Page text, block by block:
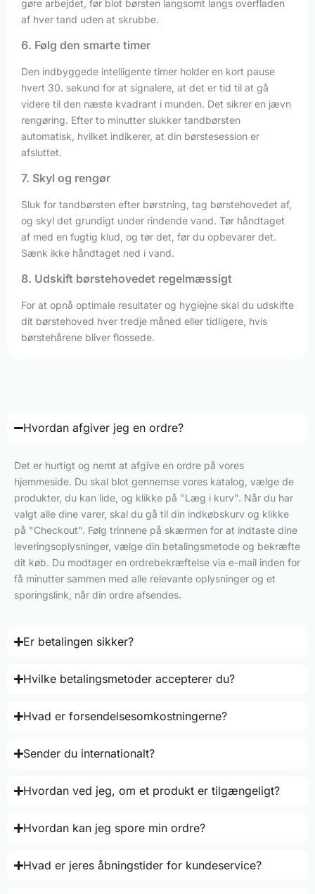
gøre arbejdet, før blot børsten langsomt langs overfladen
af hver tand uden at skrubbe.
6. Følg den smarte timer
Den indbyggede intelligente timer holder en kort pause
hvert 30. sekund for at signalere, at det er tid til at gå
videre til den næste kvadrant i munden. Det sikrer en jævn
rengøring. Efter to minutter slukker tandbørsten
automatisk, hvilket indikerer, at din børstesession er
afsluttet.
7. Skyl og rengør
Sluk for tandbørsten efter børstning, tag børstehovedet af,
og skyl det grundigt under rindende vand. Tør håndtaget
af med en fugtig klud, og tør det, før du opbevarer det.
Sænk ikke håndtaget ned i vand.
8. Udskift børstehovedet regelmæssigt
For at opnå optimale resultater og hygiejne skal du udskifte
dit børstehoved hver tredje måned eller tidligere, hvis
børstehårene bliver flossede.
Hvordan afgiver jeg en ordre?
Det er hurtigt og nemt at afgive en ordre på vores
hjemmeside. Du skal blot gennemse vores katalog, vælge de
produkter, du kan lide, og klikke på "Læg i kurv". Når du har
valgt alle dine varer, skal du gå til din indkøbskurv og klikke
på "Checkout". Følg trinnene på skærmen for at indtaste dine
leveringsoplysninger, vælge din betalingsmetode og bekræfte
dit køb. Du modtager en ordrebekræftelse via e-mail inden for
få minutter sammen med alle relevante oplysninger og et
sporingslink, når din ordre afsendes.
Er betalingen sikker?
Hvilke betalingsmetoder accepterer du?
Hvad er forsendelsesomkostningerne?
Sender du internationalt?
Hvordan ved jeg, om et produkt er tilgængeligt?
Hvordan kan jeg spore min ordre?
Hvad er jeres åbningstider for kundeservice?